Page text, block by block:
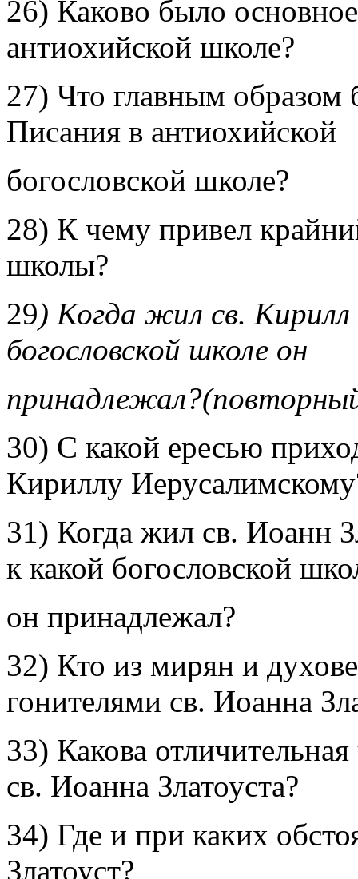
26) Каково было
антиохийской школе?
27) Что главным образом
Писания в антиохийской
богословской школе?
28) К чему привел
школы?
29) Когда жил св. Кирилл
богословской школе он
30) С какой ересью
Кириллу
31) Когда жил св. Иоанн
к какой богословской
он принадлежал?
32) Кто из мирян и
гонителями св. Иоанна
33) Какова
св. Иоанна Златоуста?
34) Где и при каких
Златоуст?